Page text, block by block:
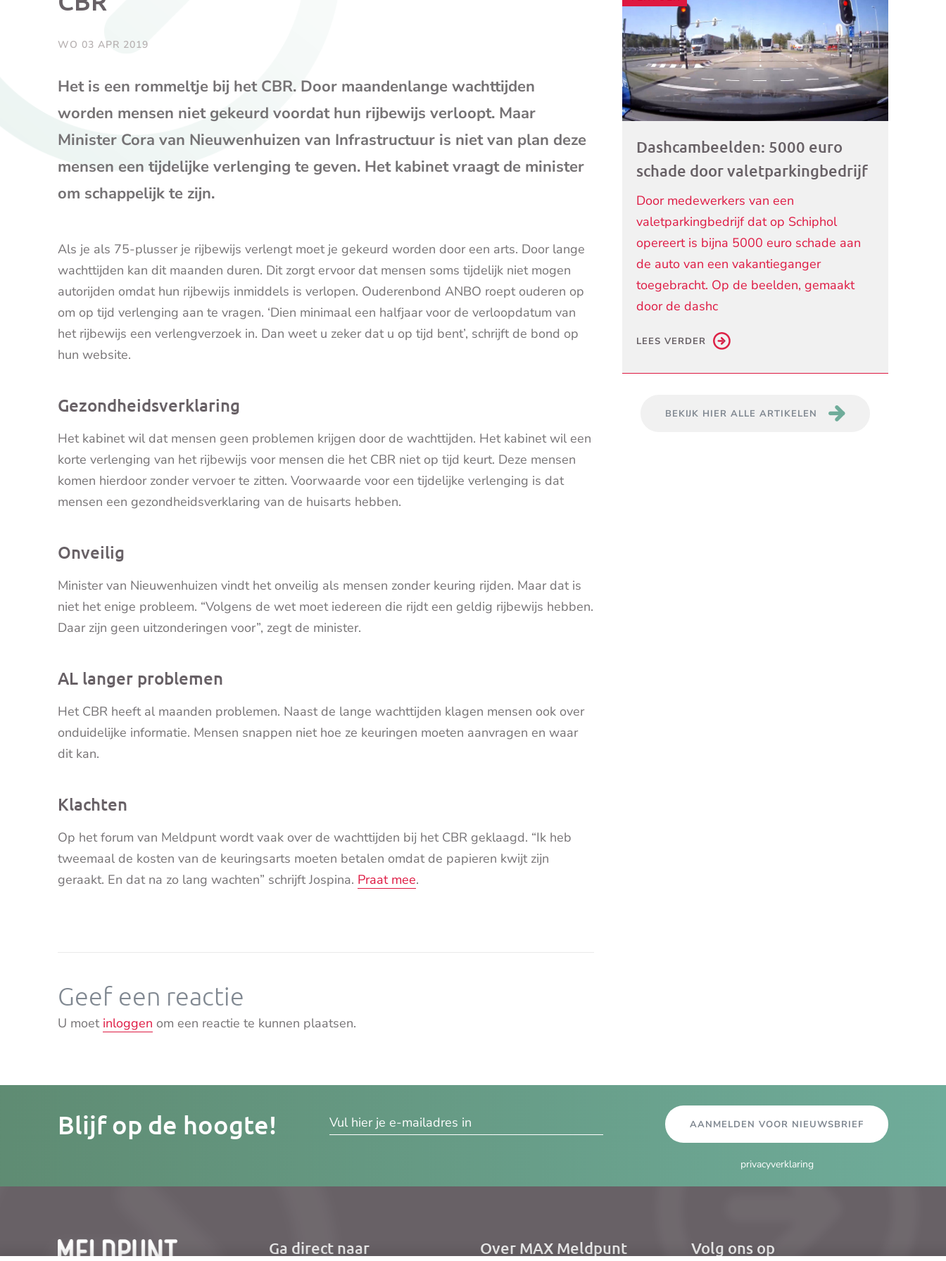
(opent
mailprogramma)
WO 03 APR 2019
Het is een rommeltje bij het CBR. Door maandenlange wachttijden
worden mensen niet gekeurd voordat hun rijbewijs verloopt. Maar
Minister Cora van Nieuwenhuizen van Infrastructuur is niet van plan deze
mensen een tijdelijke verlenging te geven. Het kabinet vraagt de minister
om schappelijk te zijn.
Als je als 75-plusser je rijbewijs verlengt moet je gekeurd worden door een arts. Door lange
wachttijden kan dit maanden duren. Dit zorgt ervoor dat mensen soms tijdelijk niet mogen
autorijden omdat hun rijbewijs inmiddels is verlopen. Ouderenbond ANBO roept ouderen op
om op tijd verlenging aan te vragen. ‘Dien minimaal een halfjaar voor de verloopdatum van
het rijbewijs een verlengverzoek in. Dan weet u zeker dat u op tijd bent’, schrijft de bond op
hun website.
Gezondheidsverklaring
Het kabinet wil dat mensen geen problemen krijgen door de wachttijden. Het kabinet wil een
korte verlenging van het rijbewijs voor mensen die het CBR niet op tijd keurt. Deze mensen
komen hierdoor zonder vervoer te zitten. Voorwaarde voor een tijdelijke verlenging is dat
mensen een gezondheidsverklaring van de huisarts hebben.
Onveilig
Minister van Nieuwenhuizen vindt het onveilig als mensen zonder keuring rijden. Maar dat is
niet het enige probleem. “Volgens de wet moet iedereen die rijdt een geldig rijbewijs hebben.
Daar zijn geen uitzonderingen voor”, zegt de minister.
AL langer problemen
Het CBR heeft al maanden problemen. Naast de lange wachttijden klagen mensen ook over
onduidelijke informatie. Mensen snappen niet hoe ze keuringen moeten aanvragen en waar
dit kan.
Klachten
Op het forum van Meldpunt wordt vaak over de wachttijden bij het CBR geklaagd. “Ik heb
tweemaal de kosten van de keuringsarts moeten betalen omdat de papieren kwijt zijn
geraakt. En dat na zo lang wachten” schrijft Jospina. Praat mee.
Geef een reactie
U moet inloggen om een reactie te kunnen plaatsen.
Dashcambeelden: 5000 euro
schade door valetparkingbedrijf
Door medewerkers van een
valetparkingbedrijf dat op Schiphol
opereert is bijna 5000 euro schade aan
de auto van een vakantieganger
toegebracht. Op de beelden, gemaakt
door de dashc
LEES VERDER
BEKIJK HIER ALLE ARTIKELEN
Blijf op de hoogte! AANMELDEN VOOR NIEUWSBRIEF
privacyverklaring
Ga direct naar Over MAX Meldpunt Volg ons op